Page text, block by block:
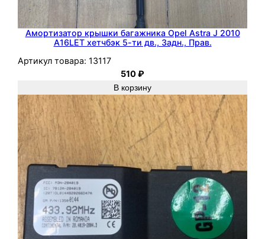
Амортизатор крышки багажника Opel Astra J 2010
A16LET хетчбэк 5-ти дв., Задн., Прав.
Артикул товара: 13117
510₽
В корзину